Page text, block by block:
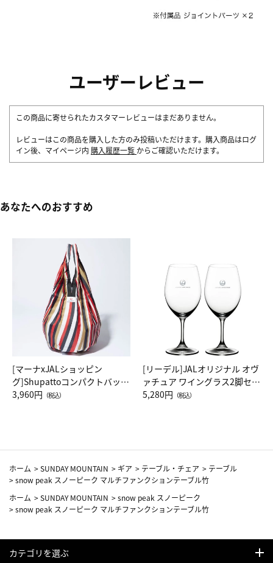
ユーザーレビュー
この商品に寄せられたカスタマーレビューはまだありません。
レビューはこの商品を購入した方のみ投稿いただけます。購入商品はログ
イン後、マイページ内 購入履歴一覧 からご確認いただけます。
あなたへのおすすめ
[マーナxJALショッピン
グ]Shupattoコンパクトバッグ
Drop JAL客室乗務員（LC）ス
3,960円 （税込）
[リーデル]JALオリジナル オヴ
ァチュア ワイングラス2脚セッ
ト（レッドワイン）
5,280円 （税込）
ホーム >SUNDAY MOUNTAIN > ギア > テーブル・チェア > テーブル
>snow peak スノーピーク マルチファンクションテーブル竹
ホーム >SUNDAY MOUNTAIN >snow peak スノーピーク
>snow peak スノーピーク マルチファンクションテーブル竹
カテゴリを選ぶ